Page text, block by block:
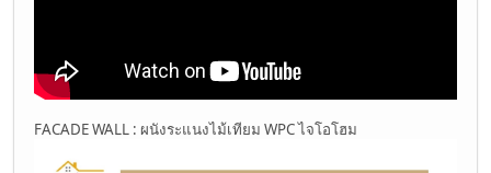
FACADE WALL : ผนังระแนงไม้เทียม WPC ไจโอโฮม